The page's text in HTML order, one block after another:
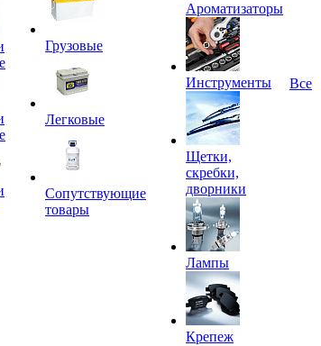
Грузовые
Легковые
Сопутствующие
товары
Ароматизаторы
Инструменты
Щетки,
скребки,
дворники
Лампы
Крепеж
Все